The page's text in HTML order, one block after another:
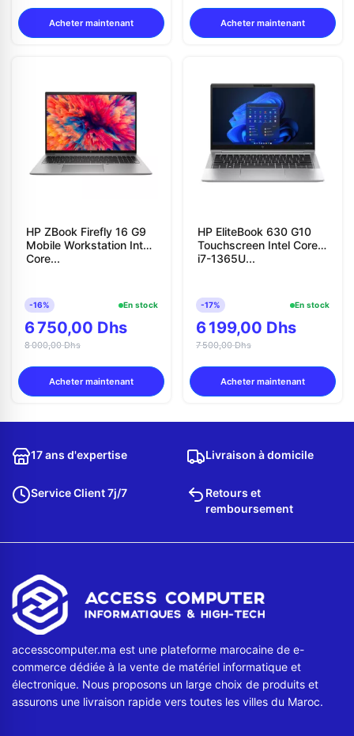
Acheter maintenant Acheter maintenant
HP ZBook Firefly 16 G9
Mobile Workstation Intel
Core...
-16% En stock
6 750,00 Dhs
8 000,00 Dhs
Acheter maintenant
HP EliteBook 630 G10
Touchscreen Intel Core
i7-1365U...
-17% En stock
6 199,00 Dhs
7 500,00 Dhs
Acheter maintenant
17 ans d'expertise Livraison à domicile
Service Client 7j/7
Retours et
remboursement
accesscomputer.ma est une plateforme marocaine de e-
commerce dédiée à la vente de matériel informatique et
électronique. Nous proposons un large choix de produits et
assurons une livraison rapide vers toutes les villes du Maroc.